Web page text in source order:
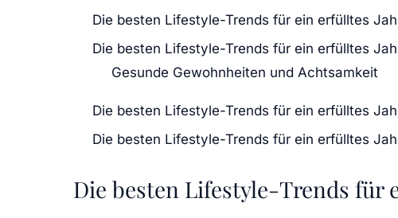
Die besten Lifestyle-Trends für ein erfülltes
Die besten Lifestyle-Trends für ein erfülltes
Gesunde Gewohnheiten und Achtsamkeit
Die besten Lifestyle-Trends für ein erfülltes
Die besten Lifestyle-Trends für ein erfülltes
Die besten Lifestyle-Trends für